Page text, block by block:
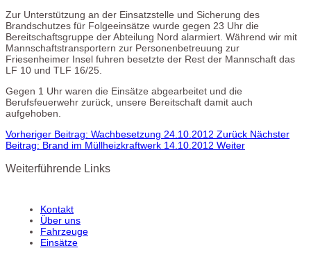
Zur Unterstützung an der Einsatzstelle und Sicherung des
Brandschutzes für Folgeeinsätze wurde gegen 23 Uhr die
Bereitschaftsgruppe der Abteilung Nord alarmiert. Während wir mit
Mannschaftstransportern zur Personenbetreuung zur
Friesenheimer Insel fuhren besetzte der Rest der Mannschaft das
LF 10 und TLF 16/25.
Gegen 1 Uhr waren die Einsätze abgearbeitet und die
Berufsfeuerwehr zurück, unsere Bereitschaft damit auch
aufgehoben.
Vorheriger Beitrag: Wachbesetzung 24.10.2012 Zurück Nächster
Beitrag: Brand im Müllheizkraftwerk 14.10.2012 Weiter
Weiterführende Links
Kontakt
Über uns
Fahrzeuge
Einsätze